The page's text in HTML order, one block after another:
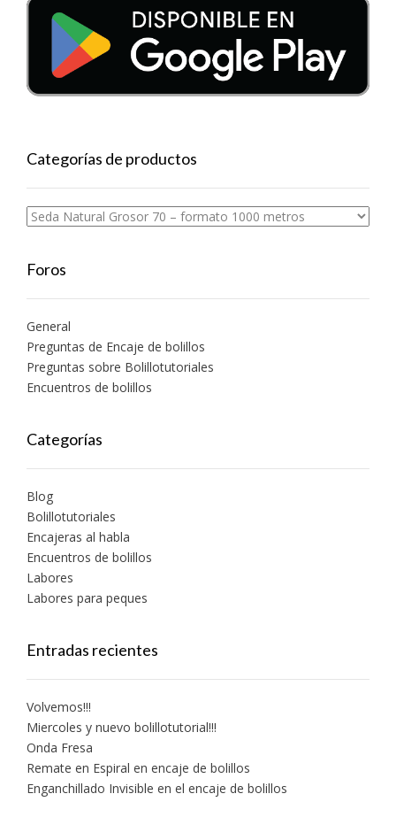
Categorías de productos
Foros
General
Preguntas de Encaje de bolillos
Preguntas sobre Bolillotutoriales
Encuentros de bolillos
Categorías
Blog
Bolillotutoriales
Encajeras al habla
Encuentros de bolillos
Labores
Labores para peques
Entradas recientes
Volvemos!!!
Miercoles y nuevo bolillotutorial!!!
Onda Fresa
Remate en Espiral en encaje de bolillos
Enganchillado Invisible en el encaje de bolillos